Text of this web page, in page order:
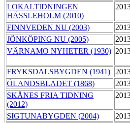
LOKALTIDNINGEN
HÄSSLEHOLM (2010)
FINNVEDEN NU (2003)
JÖNKÖPING NU (2005)
VÄRNAMO NYHETER (1930)
FRYKSDALSBYGDEN (1941)
ÖLANDSBLADET (1868)
SKÅNES FRIA TIDNING
(2012)
SIGTUNABYGDEN (2004)